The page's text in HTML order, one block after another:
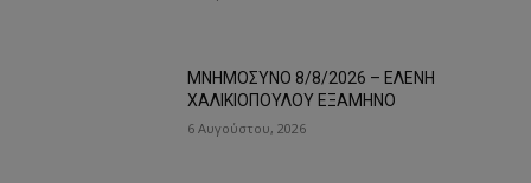
ΜΝΗΜΟΣΥΝΟ 8/8/2026 – ΕΛΕΝΗ
ΧΑΛΙΚΙΟΠΟΥΛΟΥ ΕΞΑΜΗΝΟ
6 Αυγούστου, 2026